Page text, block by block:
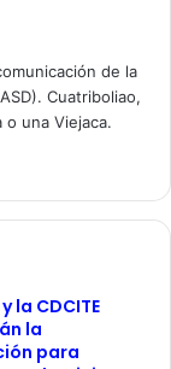
de la
Cuatriboliao,
o una Viejaca.
y la CDCITE
la
para